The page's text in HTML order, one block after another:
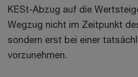
KESt-Abzug auf die
Wegzug nicht im Zeitpunkt
sondern erst bei einer
vorzunehmen.